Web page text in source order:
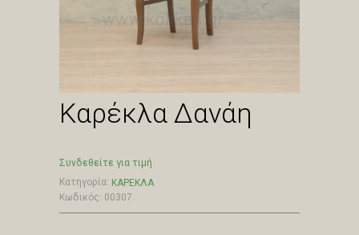
Καρέκλα Δανάη
Συνδεθείτε για τιμή
Κατηγορία: ΚΑΡΕΚΛΑ
Κωδικός: 00307